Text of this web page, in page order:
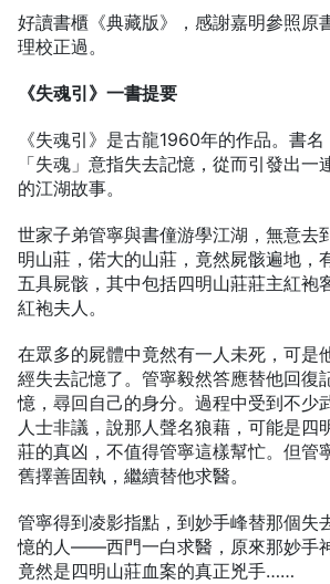
好讀書櫃《典藏版》，感謝嘉明參照原
理校正過。
《失魂引》一書提要
《失魂引》是古龍1960年的作品。書名
「失魂」意指失去記憶，從而引發出一
的江湖故事。
世家子弟管寧與書僮游學江湖，無意去
明山莊，偌大的山莊，竟然屍骸遍地，
五具屍骸，其中包括四明山莊莊主紅袍
紅袍夫人。
在眾多的屍體中竟然有一人未死，可是
經失去記憶了。管寧毅然答應替他回復
憶，尋回自己的身分。過程中受到不少
人士非議，說那人聲名狼藉，可能是四
莊的真凶，不值得管寧這樣幫忙。但管
舊擇善固執，繼續替他求醫。
管寧得到凌影指點，到妙手峰替那個失
憶的人——西門一白求醫，原來那妙手
竟然是四明山莊血案的真正兇手……